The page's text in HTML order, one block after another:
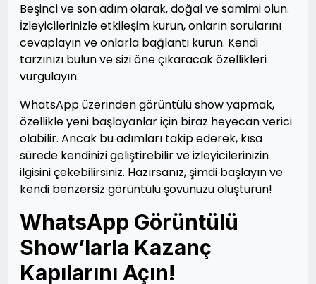
Beşinci ve son adım olarak, doğal ve samimi olun.
İzleyicilerinizle etkileşim kurun, onların sorularını
cevaplayın ve onlarla bağlantı kurun. Kendi
tarzınızı bulun ve sizi öne çıkaracak özellikleri
vurgulayın.
WhatsApp üzerinden görüntülü show yapmak,
özellikle yeni başlayanlar için biraz heyecan verici
olabilir. Ancak bu adımları takip ederek, kısa
sürede kendinizi geliştirebilir ve izleyicilerinizin
ilgisini çekebilirsiniz. Hazırsanız, şimdi başlayın ve
kendi benzersiz görüntülü şovunuzu oluşturun!
WhatsApp Görüntülü
Show’larla Kazanç
Kapılarını Açın!